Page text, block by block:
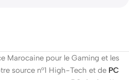
Marocaine pour le Gaming et les
source n°1 High-Tech et de PC